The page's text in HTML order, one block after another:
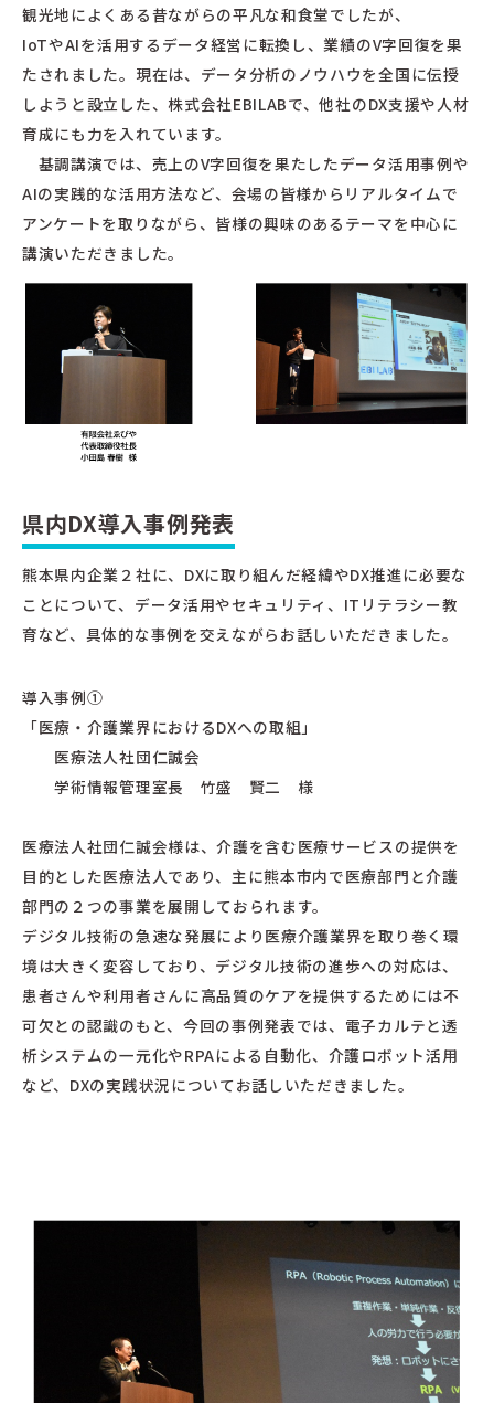
観光地によくある昔ながらの平凡な和食堂でしたが、
IoTやAIを活用するデータ経営に転換し、業績のV字回復を果
たされました。現在は、データ分析のノウハウを全国に伝授
しようと設立した、株式会社EBILABで、他社のDX支援や人材
育成にも力を入れています。
基調講演では、売上のV字回復を果たしたデータ活用事例や
AIの実践的な活用方法など、会場の皆様からリアルタイムで
アンケートを取りながら、皆様の興味のあるテーマを中心に
講演いただきました。
県内DX導入事例発表
熊本県内企業２社に、DXに取り組んだ経緯やDX推進に必要な
ことについて、データ活用やセキュリティ、ITリテラシー教
育など、具体的な事例を交えながらお話しいただきました。
導入事例①
「医療・介護業界におけるDXへの取組」
医療法人社団仁誠会
学術情報管理室長 竹盛 賢二 様
医療法人社団仁誠会様は、介護を含む医療サービスの提供を
目的とした医療法人であり、主に熊本市内で医療部門と介護
部門の２つの事業を展開しておられます。
デジタル技術の急速な発展により医療介護業界を取り巻く環
境は大きく変容しており、デジタル技術の進歩への対応は、
患者さんや利用者さんに高品質のケアを提供するためには不
可欠との認識のもと、今回の事例発表では、電子カルテと透
析システムの一元化やRPAによる自動化、介護ロボット活用
など、DXの実践状況についてお話しいただきました。